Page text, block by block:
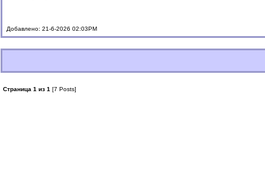
Добавлено: 21-6-2026 02:03PM
Страница 1 из 1 [7 Posts]